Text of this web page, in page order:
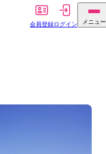
会員登録ログイン メニュー